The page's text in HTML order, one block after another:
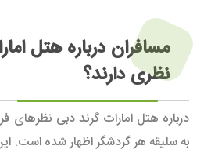
مسافران درباره هتل
نظری دارند؟
درباره هتل امارات گرند دبی نظرهای